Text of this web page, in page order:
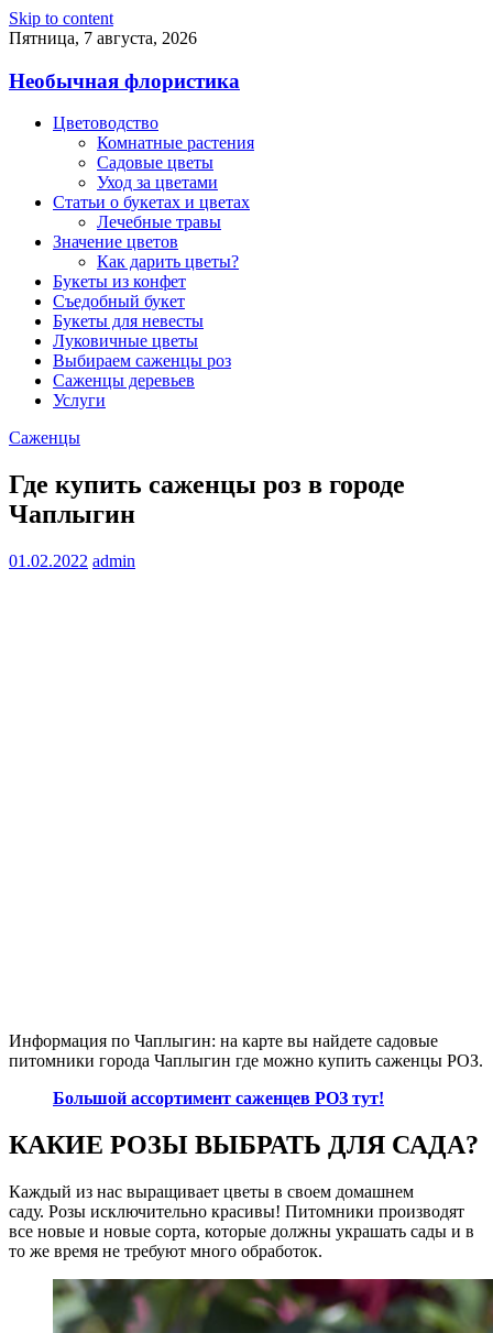
Skip to content
Пятница, 7 августа, 2026
Необычная флористика
Цветоводство
Комнатные растения
Садовые цветы
Уход за цветами
Статьи о букетах и цветах
Лечебные травы
Значение цветов
Как дарить цветы?
Букеты из конфет
Съедобный букет
Букеты для невесты
Луковичные цветы
Выбираем саженцы роз
Саженцы деревьев
Услуги
Саженцы
Где купить саженцы роз в городе
Чаплыгин
01.02.2022 admin
Информация по Чаплыгин: на карте вы найдете садовые
питомники города Чаплыгин где можно купить саженцы РОЗ.
Большой ассортимент саженцев РОЗ тут!
КАКИЕ РОЗЫ ВЫБРАТЬ ДЛЯ САДА?
Каждый из нас выращивает цветы в своем домашнем
саду. Розы исключительно красивы! Питомники производят
все новые и новые сорта, которые должны украшать сады и в
то же время не требуют много обработок.